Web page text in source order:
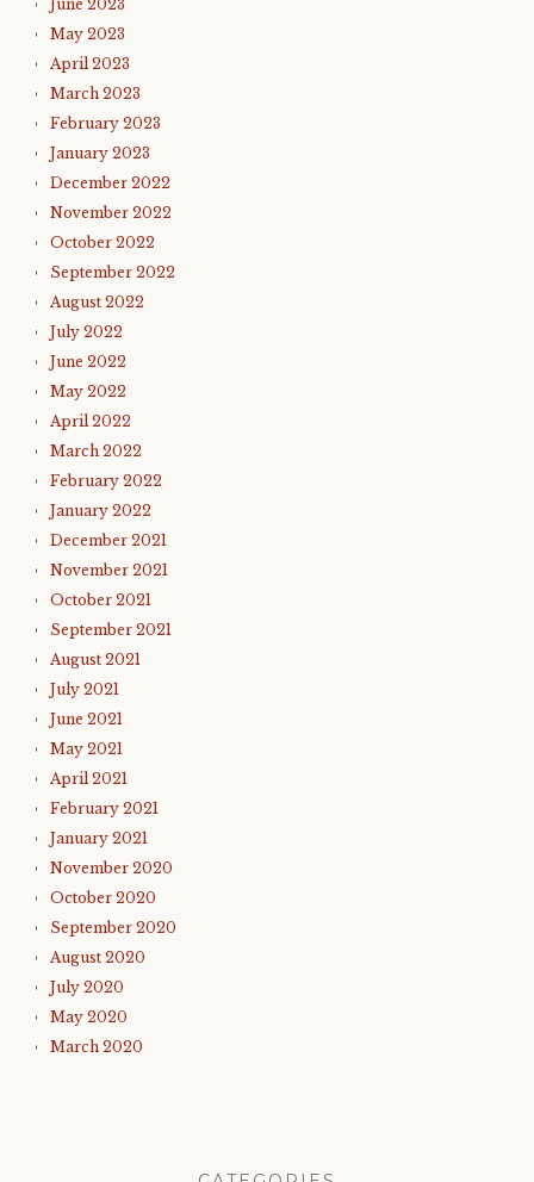
June 2023
May 2023
April 2023
March 2023
February 2023
January 2023
December 2022
November 2022
October 2022
September 2022
August 2022
July 2022
June 2022
May 2022
April 2022
March 2022
February 2022
January 2022
December 2021
November 2021
October 2021
September 2021
August 2021
July 2021
June 2021
May 2021
April 2021
February 2021
January 2021
November 2020
October 2020
September 2020
August 2020
July 2020
May 2020
March 2020